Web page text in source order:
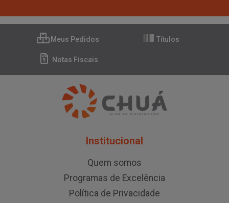
Meus Pedidos Títulos
Notas Fiscais
Institucional
Quem somos
Programas de Excelência
Política de Privacidade